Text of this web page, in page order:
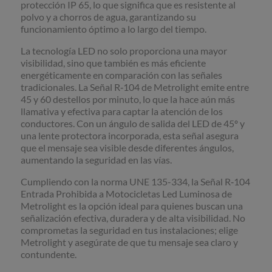
protección IP 65, lo que significa que es resistente al
polvo y a chorros de agua, garantizando su
funcionamiento óptimo a lo largo del tiempo.
La tecnología LED no solo proporciona una mayor
visibilidad, sino que también es más eficiente
energéticamente en comparación con las señales
tradicionales. La Señal R‐104 de Metrolight emite entre
45 y 60 destellos por minuto, lo que la hace aún más
llamativa y efectiva para captar la atención de los
conductores. Con un ángulo de salida del LED de 45º y
una lente protectora incorporada, esta señal asegura
que el mensaje sea visible desde diferentes ángulos,
aumentando la seguridad en las vías.
Cumpliendo con la norma UNE 135-334, la Señal R‐104
Entrada Prohibida a Motocicletas Led Luminosa de
Metrolight es la opción ideal para quienes buscan una
señalización efectiva, duradera y de alta visibilidad. No
comprometas la seguridad en tus instalaciones; elige
Metrolight y asegúrate de que tu mensaje sea claro y
contundente.